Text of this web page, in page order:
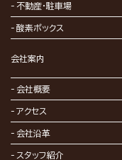
不動産・駐車場
酸素ボックス
会社案内
会社概要
アクセス
会社沿革
スタッフ紹介